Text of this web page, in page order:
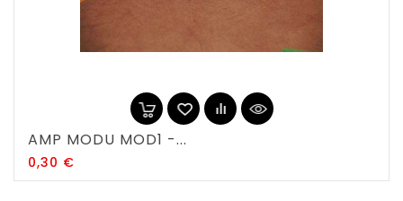
AMP MODU MOD1 -...
0,30 €